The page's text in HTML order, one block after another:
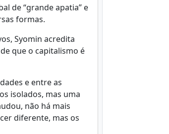
de “grande apatia” e
formas.
Syomin acredita
que o capitalismo é
e entre as
isolados, mas uma
não há mais
diferente, mas os